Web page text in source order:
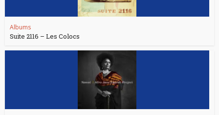
Albums
Suite 2116 – Les Colocs